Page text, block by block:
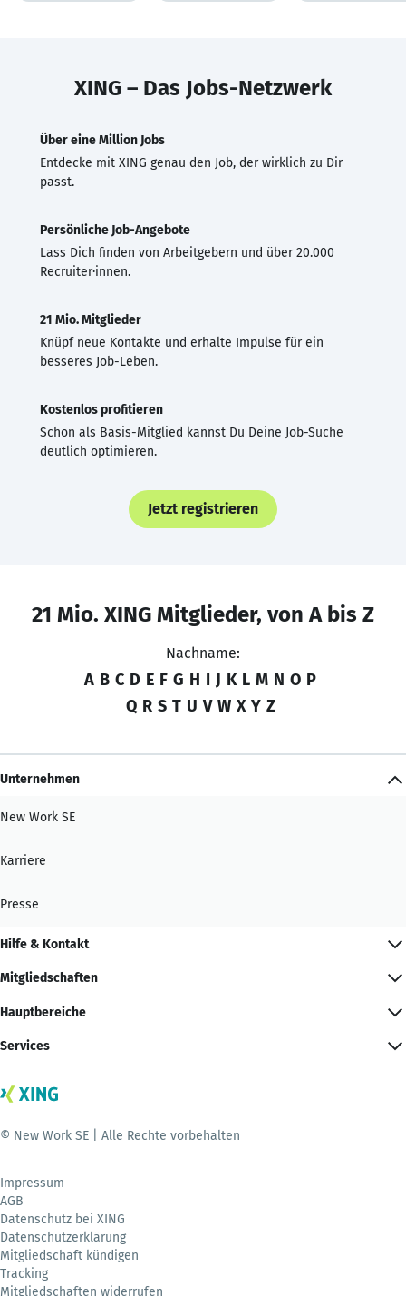
XING – Das Jobs-Netzwerk
Über eine Million Jobs
Entdecke mit XING genau den Job, der wirklich zu Dir
passt.
Persönliche Job-Angebote
Lass Dich finden von Arbeitgebern und über 20.000
Recruiter·innen.
21 Mio. Mitglieder
Knüpf neue Kontakte und erhalte Impulse für ein
besseres Job-Leben.
Kostenlos profitieren
Schon als Basis-Mitglied kannst Du Deine Job-Suche
deutlich optimieren.
Jetzt registrieren
21 Mio. XING Mitglieder, von A bis Z
Nachname:
A B C D E F G H I J K L M N O P
Q R S T U V W X Y Z
Unternehmen
New Work SE
Karriere
Presse
Hilfe & Kontakt
Mitgliedschaften
Hauptbereiche
Services
© New Work SE | Alle Rechte vorbehalten
Impressum
AGB
Datenschutz bei XING
Datenschutzerklärung
Mitgliedschaft kündigen
Tracking
Mitgliedschaften widerrufen